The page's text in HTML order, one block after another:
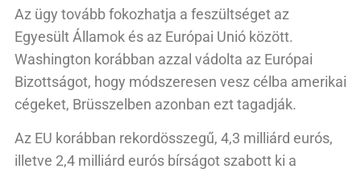
Az ügy tovább fokozhatja a feszültséget az
Egyesült Államok és az Európai Unió között.
Washington korábban azzal vádolta az Európai
Bizottságot, hogy módszeresen vesz célba amerikai
cégeket, Brüsszelben azonban ezt tagadják.
Az EU korábban rekordösszegű, 4,3 milliárd eurós,
illetve 2,4 milliárd eurós bírságot szabott ki a